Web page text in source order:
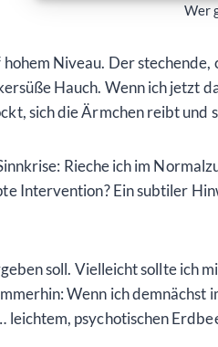
Wer
hohem Niveau. Der
Hauch. Wenn ich jetzt
sich die Ärmchen reibt und
Rieche ich im
Intervention? Ein subtiler
soll. Vielleicht sollte ich
Wenn ich
leichtem, psychotischen